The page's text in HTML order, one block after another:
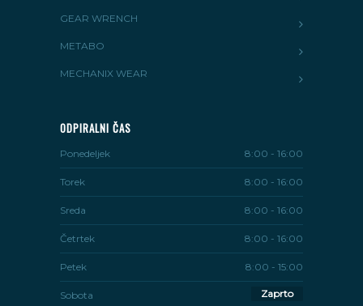
GEAR WRENCH
METABO
MECHANIX WEAR
ODPIRALNI ČAS
Ponedeljek 8:00 - 16:00
Torek 8:00 - 16:00
Sreda 8:00 - 16:00
Četrtek 8:00 - 16:00
Petek 8:00 - 15:00
Sobota Zaprto